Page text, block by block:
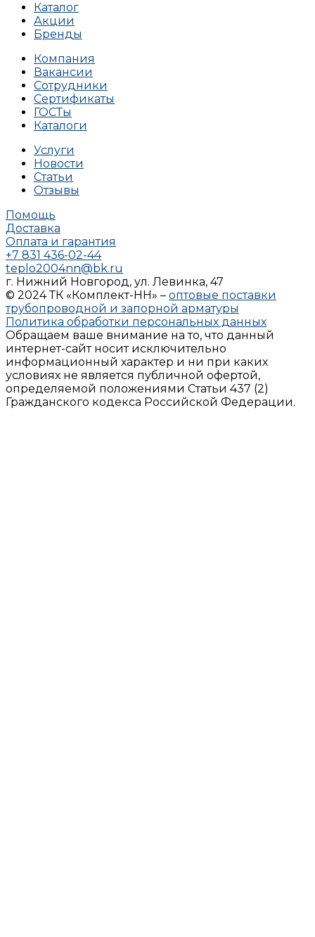
Каталог
Акции
Бренды
Компания
Вакансии
Сотрудники
Сертификаты
ГОСТы
Каталоги
Услуги
Новости
Статьи
Отзывы
Помощь
Доставка
Оплата и гарантия
+7 831 436-02-44
teplo2004nn@bk.ru
г. Нижний Новгород, ул. Левинка, 47
© 2024 ТК «Комплект-НН» – оптовые поставки
трубопроводной и запорной арматуры
Политика обработки персональных данных
Обращаем ваше внимание на то, что данный
интернет-сайт носит исключительно
информационный характер и ни при каких
условиях не является публичной офертой,
определяемой положениями Статьи 437 (2)
Гражданского кодекса Российской Федерации.